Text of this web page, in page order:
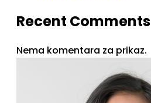
Recent Comments
Nema komentara za prikaz.